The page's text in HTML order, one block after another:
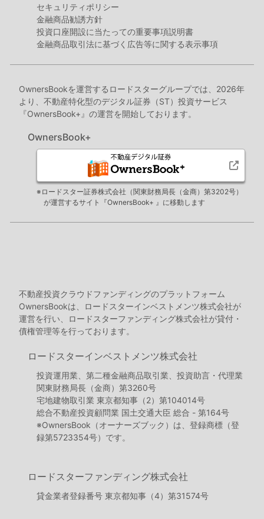
セキュリティポリシー
金融商品勧誘方針
投資口座開設に当たっての重要事項説明書
金融商品取引法に基づく広告等に関する表示事項
OwnersBookを運営するロードスターグループでは、2026年
より、不動産特化型のデジタル証券（ST）投資サービス
『OwnersBook+』の運営を開始しております。
OwnersBook+
※ロードスター証券株式会社（関東財務局長（金商）第3202号）
が運営するサイト『OwnersBook+ 』に移動します
不動産投資クラウドファンディングのプラットフォーム
OwnersBookは、ロードスターインベストメンツ株式会社が
運営を行い、ロードスターファンディング株式会社が貸付・
債権管理等を行っております。
ロードスターインベストメンツ株式会社
投資運用業、第二種金融商品取引業、投資助言・代理業
関東財務局長（金商）第3260号
宅地建物取引業 東京都知事（2）第104014号
総合不動産投資顧問業 国土交通大臣 総合 - 第164号
※OwnersBook（オーナーズブック）は、登録商標（登
録第5723354号）です。
ロードスターファンディング株式会社
貸金業者登録番号 東京都知事（4）第31574号